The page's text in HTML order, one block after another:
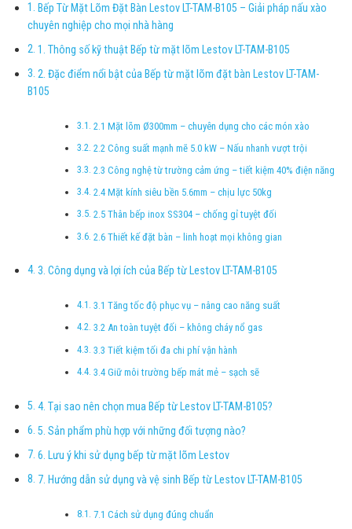
Bếp Từ Mặt Lõm Đặt Bàn Lestov LT-TAM-B105 – Giải pháp nấu xào
chuyên nghiệp cho mọi nhà hàng
1. Thông số kỹ thuật Bếp từ mặt lõm Lestov LT-TAM-B105
2. Đặc điểm nổi bật của Bếp từ mặt lõm đặt bàn Lestov LT-TAM-
B105
2.1 Mặt lõm Ø300mm – chuyên dụng cho các món xào
2.2 Công suất mạnh mẽ 5.0 kW – Nấu nhanh vượt trội
2.3 Công nghệ từ trường cảm ứng – tiết kiệm 40% điện năng
2.4 Mặt kính siêu bền 5.6mm – chịu lực 50kg
2.5 Thân bếp inox SS304 – chống gỉ tuyệt đối
2.6 Thiết kế đặt bàn – linh hoạt mọi không gian
3. Công dụng và lợi ích của Bếp từ Lestov LT-TAM-B105
3.1 Tăng tốc độ phục vụ – nâng cao năng suất
3.2 An toàn tuyệt đối – không cháy nổ gas
3.3 Tiết kiệm tối đa chi phí vận hành
3.4 Giữ môi trường bếp mát mẻ – sạch sẽ
4. Tại sao nên chọn mua Bếp từ Lestov LT-TAM-B105?
5. Sản phẩm phù hợp với những đối tượng nào?
6. Lưu ý khi sử dụng bếp từ mặt lõm Lestov
7. Hướng dẫn sử dụng và vệ sinh Bếp từ Lestov LT-TAM-B105
7.1 Cách sử dụng đúng chuẩn